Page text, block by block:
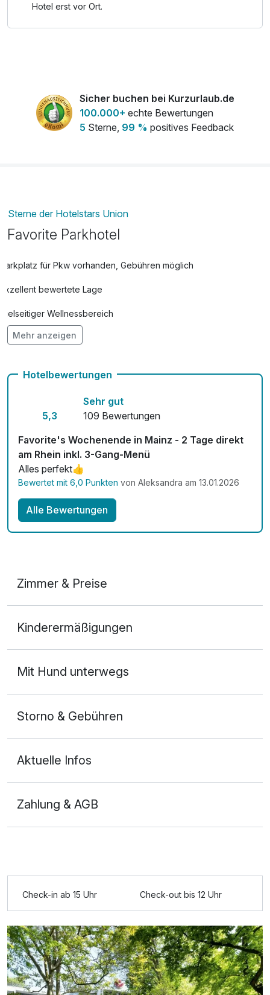
Hotel erst vor Ort.
Sicher buchen bei Kurzurlaub.de
100.000+ echte Bewertungen
5 Sterne, 99 % positives Feedback
Sterne der Hotelstars Union
Favorite Parkhotel
Parkplatz für Pkw vorhanden, Gebühren möglich
Exzellent bewertete Lage
Vielseitiger Wellnessbereich
Hunde im Hotel erlaubt für 20,00 € pro Stück / Tag
Fitnessgeräte stehen bereit
Kostenloses W-LAN
Zimmerservice verfügbar
Mit Hotelbar
Mehr anzeigen
Hotelbewertungen
5,3
Sehr gut
109 Bewertungen
Favorite's Wochenende in Mainz - 2 Tage direkt
am Rhein inkl. 3-Gang-Menü
Alles perfekt👍
Bewertet mit 6,0 Punkten von Aleksandra am 13.01.2026
Alle Bewertungen
Zimmer & Preise
2 Erwachsene
Kinderermäßigungen
Mit Hund unterwegs
Storno & Gebühren
Aktuelle Infos
Zahlung & AGB
Check-in ab 15 Uhr Check-out bis 12 Uhr